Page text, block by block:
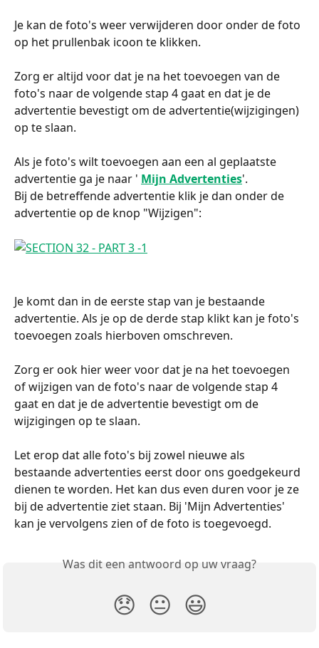
Je kan de foto's weer verwijderen door onder de foto
op het prullenbak icoon te klikken.
Zorg er altijd voor dat je na het toevoegen van de
foto's naar de volgende stap 4 gaat en dat je de
advertentie bevestigt om de advertentie(wijzigingen)
op te slaan.
Als je foto's wilt toevoegen aan een al geplaatste
advertentie ga je naar ' Mijn Advertenties'.
Bij de betreffende advertentie klik je dan onder de
advertentie op de knop "Wijzigen":
Je komt dan in de eerste stap van je bestaande
advertentie. Als je op de derde stap klikt kan je foto's
toevoegen zoals hierboven omschreven.
Zorg er ook hier weer voor dat je na het toevoegen
of wijzigen van de foto's naar de volgende stap 4
gaat en dat je de advertentie bevestigt om de
wijzigingen op te slaan.
Let erop dat alle foto's bij zowel nieuwe als
bestaande advertenties eerst door ons goedgekeurd
dienen te worden. Het kan dus even duren voor je ze
bij de advertentie ziet staan. Bij 'Mijn Advertenties'
kan je vervolgens zien of de foto is toegevoegd.
Was dit een antwoord op uw vraag?
😞 😐 😃